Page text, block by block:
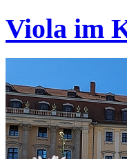
Viola im